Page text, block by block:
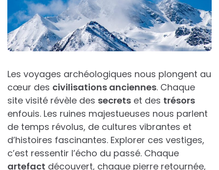
Les voyages archéologiques nous plongent au
cœur des civilisations anciennes. Chaque
site visité révèle des secrets et des trésors
enfouis. Les ruines majestueuses nous parlent
de temps révolus, de cultures vibrantes et
d’histoires fascinantes. Explorer ces vestiges,
c’est ressentir l’écho du passé. Chaque
artefact découvert, chaque pierre retournée,